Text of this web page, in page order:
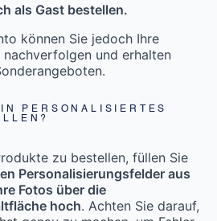
als Gast bestellen.
können Sie jedoch Ihre
und erhalten
PERSONALISIERTES
zu bestellen, füllen Sie
Personalisierungsfelder aus
Fotos über die
hoch. Achten Sie darauf,